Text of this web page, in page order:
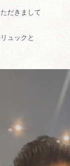
だきまして
ュックと